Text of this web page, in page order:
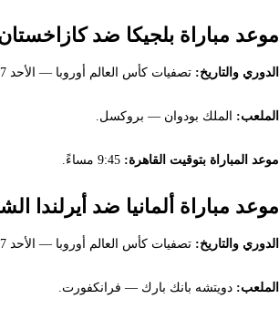
موعد مباراة بلجيكا ضد
الدوري والتاريخ: تصفيات كأس العالم أوروبا — الأحد 7 سبتمبر 2025.
الملعب: الملك بودوان — بروكسل.
موعد المباراة بتوقيت القاهرة:
موعد مباراة ألمانيا ضد أيرلندا
الدوري والتاريخ: تصفيات كأس العالم أوروبا — الأحد 7 سبتمبر 2025.
الملعب: دويتشه بانك بارك — فرانكفورت.